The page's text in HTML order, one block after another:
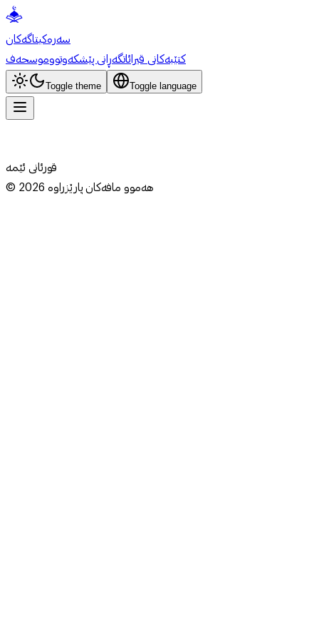
سەرەکیتاگەکان
کتێبەکانی قیرائاتگەڕانی پێشکەوتووموسحەف
Toggle theme Toggle language
قورئانی ئێمە
© 2026هەموو مافەکان پارێزراوە